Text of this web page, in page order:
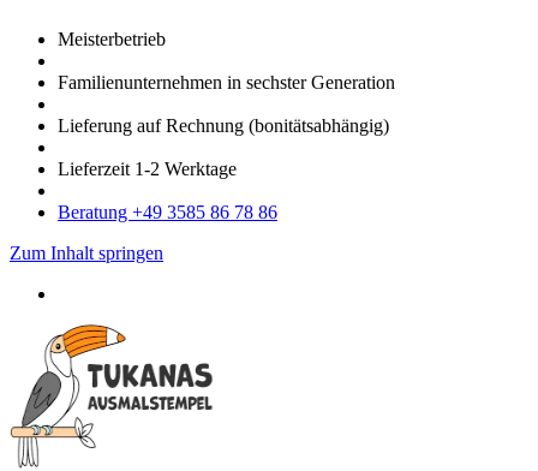
Meister­betrieb
Familien­unter­nehmen in sechster Gene­ration
Lieferung auf Rech­nung (bonitätsabhängig)
Liefer­zeit 1-2 Werk­tage
Bera­tung +49 3585 86 78 86
Zum Inhalt springen